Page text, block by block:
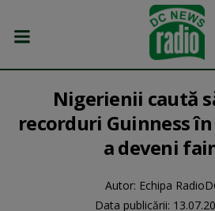
Nigerienii caută
recorduri Guinness
a deveni
Autor: Echipa
Data publicării: